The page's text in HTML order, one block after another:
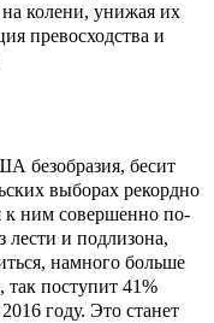
колени, унижая их
превосходства и
безобразия, бесит
выборах рекордно
к ним совершенно по-
лести и подлизона,
намного больше
поступит 41%
году. Это станет